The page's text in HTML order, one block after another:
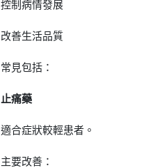
控制病情發展
改善生活品質
常見包括：
止痛藥
適合症狀較輕患者。
主要改善：